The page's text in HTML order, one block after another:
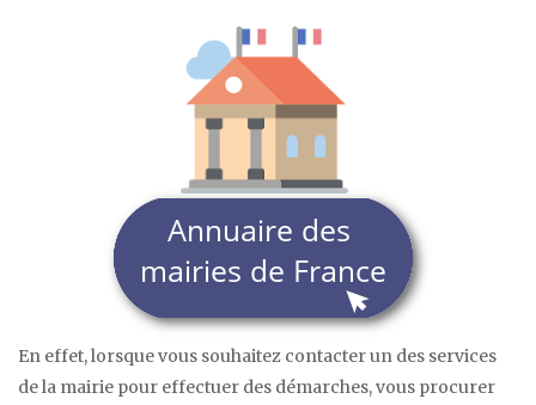
En effet, lorsque vous souhaitez contacter un des services
de la mairie pour effectuer des démarches, vous procurer